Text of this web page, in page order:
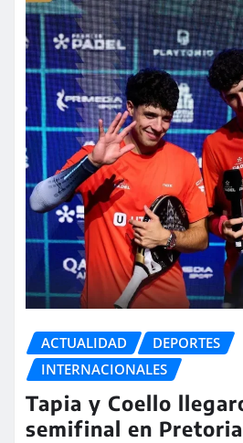
ACTUALIDAD
DEPORTES
INTERNACIONALES
Tapia y Coello
semifinal en Pretoria